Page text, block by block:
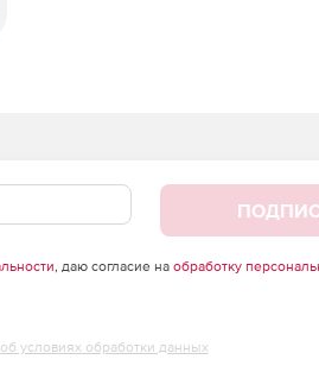
, даю согласие на обработку
условиях обработки данных